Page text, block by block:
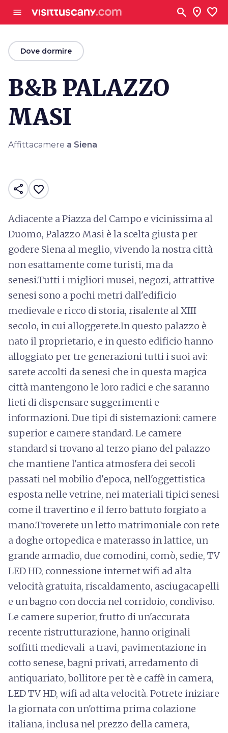
menu search location_on favorite
arrow_backDove dormire
B&B PALAZZO
MASI
Affittacamere a Siena
share favorite_border
Adiacente a Piazza del Campo e vicinissima al
Duomo, Palazzo Masi è la scelta giusta per
godere Siena al meglio, vivendo la nostra città
non esattamente come turisti, ma da
senesi.Tutti i migliori musei, negozi, attrattive
senesi sono a pochi metri dall'edificio
medievale e ricco di storia, risalente al XIII
secolo, in cui alloggerete.In questo palazzo è
nato il proprietario, e in questo edificio hanno
alloggiato per tre generazioni tutti i suoi avi:
sarete accolti da senesi che in questa magica
città mantengono le loro radici e che saranno
lieti di dispensare suggerimenti e
informazioni. Due tipi di sistemazioni: camere
superior e camere standard. Le camere
standard si trovano al terzo piano del palazzo
che mantiene l'antica atmosfera dei secoli
passati nel mobilio d'epoca, nell'oggettistica
esposta nelle vetrine, nei materiali tipici senesi
come il travertino e il ferro battuto forgiato a
mano.Troverete un letto matrimoniale con rete
a doghe ortopedica e materasso in lattice, un
grande armadio, due comodini, comò, sedie, TV
LED HD, connessione internet wifi ad alta
velocità gratuita, riscaldamento, asciugacapelli
e un bagno con doccia nel corridoio, condiviso.
Le camere superior, frutto di un'accurata
recente ristrutturazione, hanno originali
soffitti medievali a travi, pavimentazione in
cotto senese, bagni privati, arredamento di
antiquariato, bollitore per tè e caffè in camera,
LED TV HD, wifi ad alta velocità. Potrete iniziare
la giornata con un'ottima prima colazione
italiana, inclusa nel prezzo della camera,